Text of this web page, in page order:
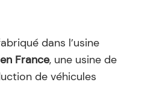
dans l’usine
France, une usine de
de véhicules